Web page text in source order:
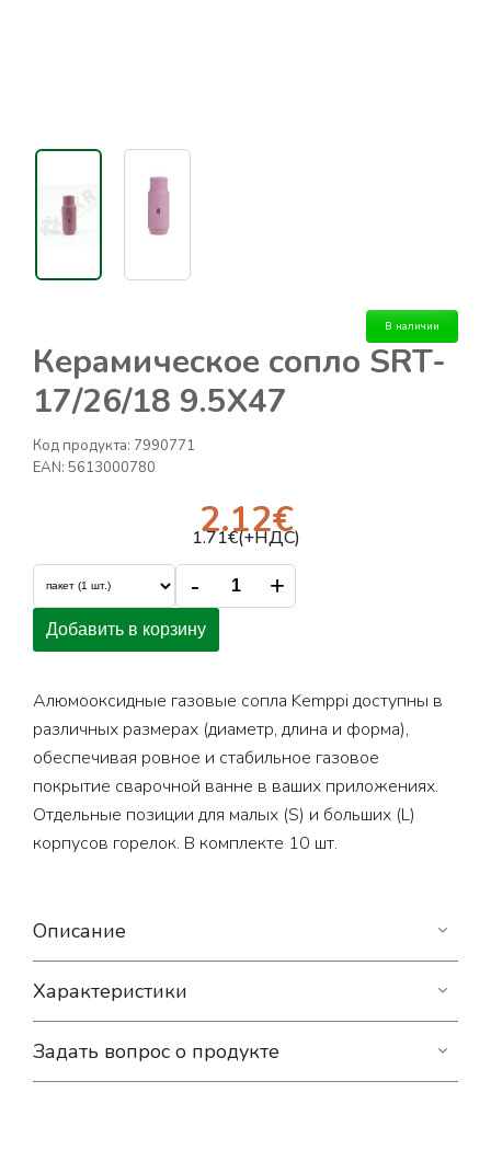
В наличии
Керамическое сопло SRT-
17/26/18 9.5X47
Код продукта: 7990771
EAN: 5613000780
2.12€
1.71€(+НДС)
- +
Добавить в корзину
Алюмооксидные газовые сопла Kemppi доступны в
различных размерах (диаметр, длина и форма),
обеспечивая ровное и стабильное газовое
покрытие сварочной ванне в ваших приложениях.
Отдельные позиции для малых (S) и больших (L)
корпусов горелок. В комплекте 10 шт.
Описание
Характеристики
Задать вопрос о продукте